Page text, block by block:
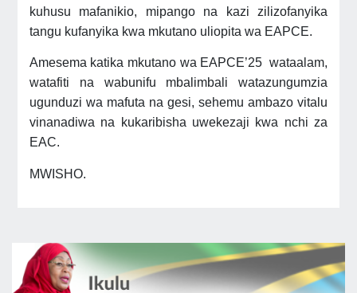
kuhusu mafanikio, mipango na kazi zilizofanyika
tangu kufanyika kwa mkutano uliopita wa EAPCE.
Amesema katika mkutano wa EAPCE’25 wataalam,
watafiti na wabunifu mbalimbali watazungumzia
ugunduzi wa mafuta na gesi, sehemu ambazo vitalu
vinanadiwa na kukaribisha uwekezaji kwa nchi za
EAC.
MWISHO.